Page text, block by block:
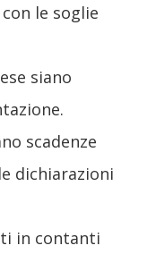
le soglie
siano
scadenze
dichiarazioni
in contanti